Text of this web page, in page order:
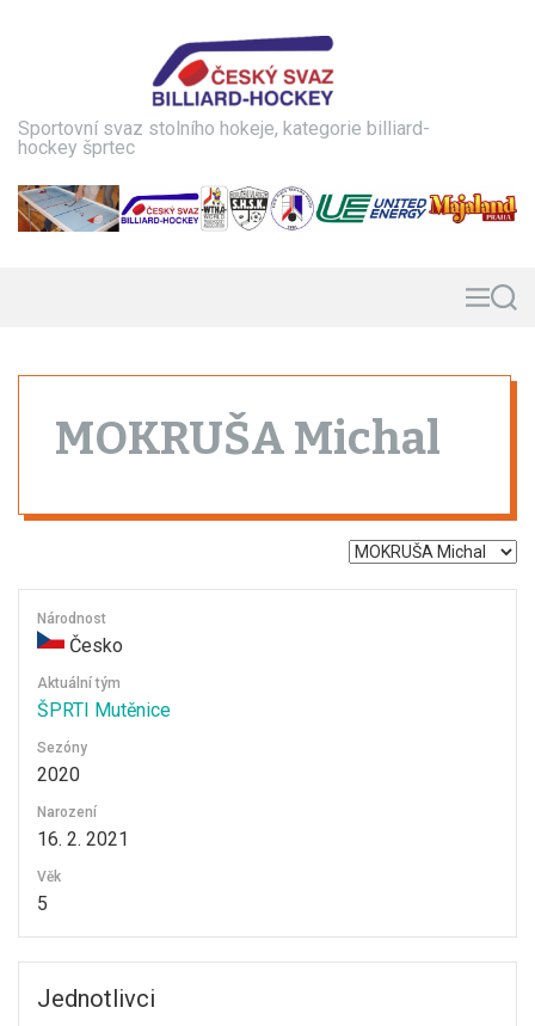
Sportovní svaz stolního hokeje, kategorie billiard-
hockey šprtec
MS
MOKRUŠA Michal
Národnost
Česko
Aktuální tým
ŠPRTI Mutěnice
Sezóny
2020
Narození
16. 2. 2021
Věk
5
Jednotlivci